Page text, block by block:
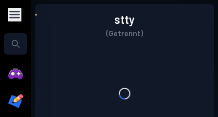
stty
(Getrennt)